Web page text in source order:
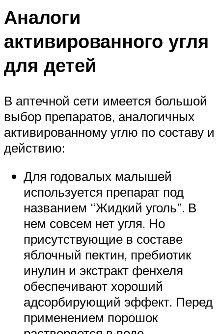
Аналоги
активированного угля
для детей
В аптечной сети имеется большой
выбор препаратов, аналогичных
активированному углю по составу и
действию:
Для годовалых малышей
используется препарат под
названием “Жидкий уголь”. В
нем совсем нет угля. Но
присутствующие в составе
яблочный пектин, пребиотик
инулин и экстракт фенхеля
обеспечивают хороший
адсорбирующий эффект. Перед
применением порошок